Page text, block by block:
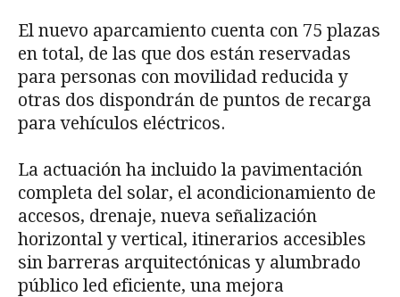
El nuevo aparcamiento cuenta con 75 plazas
en total, de las que dos están reservadas
para personas con movilidad reducida y
otras dos dispondrán de puntos de recarga
para vehículos eléctricos.
La actuación ha incluido la pavimentación
completa del solar, el acondicionamiento de
accesos, drenaje, nueva señalización
horizontal y vertical, itinerarios accesibles
sin barreras arquitectónicas y alumbrado
público led eficiente, una mejora